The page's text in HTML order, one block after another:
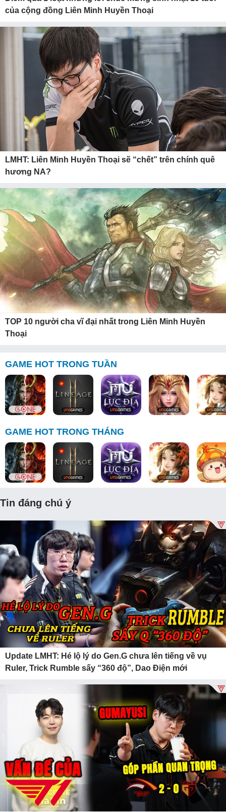
của cộng đồng Liên Minh Huyền Thoại
LMHT: Liên Minh Huyền Thoại sẽ “chết” trên chính quê
hương NA?
TOP 10 người cha vĩ đại nhất trong Liên Minh Huyền
Thoại
GAME HOT TRONG TUẦN
GAME HOT TRONG THÁNG
Tin đáng chú ý
Update LMHT: Hé lộ lý do Gen.G chưa lên tiếng về vụ
Ruler, Trick Rumble sấy “360 độ”, Dao Điện mới